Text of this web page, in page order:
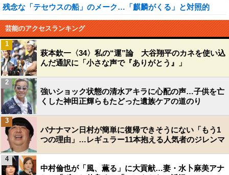
残念な「テセウスの船」のメーク…「麒麟がくる」と対照的
芸能のアクセスランキング
萩本欽一〈34〉私の“運”論 大谷翔平のカネを使い込
んだ通訳に「小さな声で『ありがとう』」
1
強いショック状態の清水アキラに心配の声…子供を亡
くした神田正輝らもたどった遺族ケアの道のり
2
バナナマン日村が簡単に復帰できそうにない「もう1
つの理由」…レギュラー11本抱える人気者のジレンマ
3
中村倫也が「風、薫る」に大貢献…妻・水卜麻美アナ
4